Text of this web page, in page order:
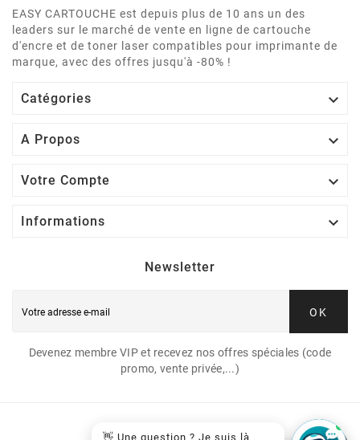
EASY CARTOUCHE est depuis plus de 10 ans un des
leaders sur le marché de vente en ligne de cartouche
d'encre et de toner laser compatibles pour imprimante de
marque, avec des offres jusqu'à -80% !
Catégories 
A Propos 
Votre Compte 
Informations 
Newsletter
OK
Devenez membre VIP et recevez nos offres spéciales (code
promo, vente privée,...)
👋 Une question ? Je suis là